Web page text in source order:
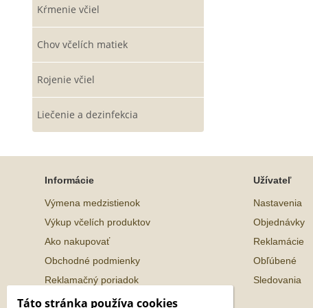
Kŕmenie včiel
Chov včelích matiek
Rojenie včiel
Liečenie a dezinfekcia
Informácie
Výmena medzistienok
Výkup včelích produktov
Ako nakupovať
Obchodné podmienky
Reklamačný poriadok
Ochrana osobných údajov
Užívateľ
Nastavenia
Objednávky
Reklamácie
Obľúbené
Sledovania
Táto stránka používa cookies